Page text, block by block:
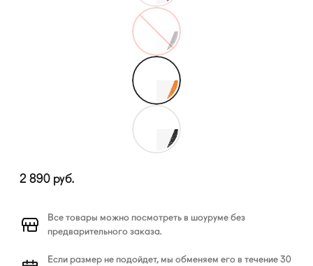
2 890 руб.
Все товары можно посмотреть в шоуруме без
предварительного заказа.
Если размер не подойдет, мы обменяем его в течение 30